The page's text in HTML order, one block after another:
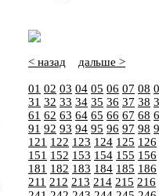
< назад дальше >
01 02 03 04 05 06 07 08
31 32 33 34 35 36 37 38
61 62 63 64 65 66 67 68
91 92 93 94 95 96 97 98
121 122 123 124 125 126
151 152 153 154 155 156
181 182 183 184 185 186
211 212 213 214 215 216